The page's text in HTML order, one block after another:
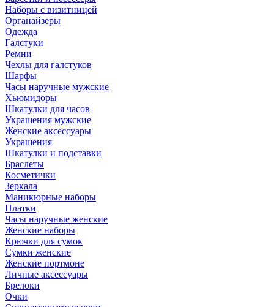
Наборы с визитницей
Органайзеры
Одежда
Галстуки
Ремни
Чехлы для галстуков
Шарфы
Часы наручные мужские
Хьюмидоры
Шкатулки для часов
Украшения мужские
Женские аксессуары
Украшения
Шкатулки и подставки
Браслеты
Косметички
Зеркала
Маникюрные наборы
Платки
Часы наручные женские
Женские наборы
Крючки для сумок
Сумки женские
Женские портмоне
Личные аксессуары
Брелоки
Очки